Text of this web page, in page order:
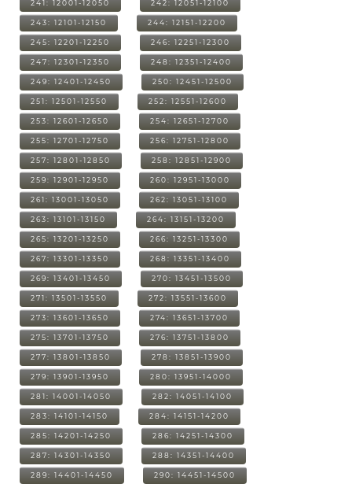
241: 12001-12050 242: 12051-12100
243: 12101-12150 244: 12151-12200
245: 12201-12250 246: 12251-12300
247: 12301-12350 248: 12351-12400
249: 12401-12450 250: 12451-12500
251: 12501-12550 252: 12551-12600
253: 12601-12650 254: 12651-12700
255: 12701-12750 256: 12751-12800
257: 12801-12850 258: 12851-12900
259: 12901-12950 260: 12951-13000
261: 13001-13050 262: 13051-13100
263: 13101-13150 264: 13151-13200
265: 13201-13250 266: 13251-13300
267: 13301-13350 268: 13351-13400
269: 13401-13450 270: 13451-13500
271: 13501-13550 272: 13551-13600
273: 13601-13650 274: 13651-13700
275: 13701-13750 276: 13751-13800
277: 13801-13850 278: 13851-13900
279: 13901-13950 280: 13951-14000
281: 14001-14050 282: 14051-14100
283: 14101-14150 284: 14151-14200
285: 14201-14250 286: 14251-14300
287: 14301-14350 288: 14351-14400
289: 14401-14450 290: 14451-14500